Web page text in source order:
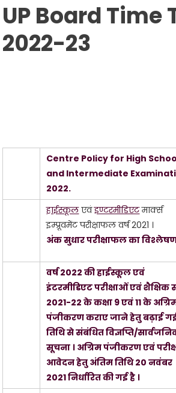
UP Board Time
2022-23
Centre Policy for High
and Intermediate
2022.
हाईस्कूलएवंइण्टरमीडिएटमार्क्स
इम्प्रूवमेंट परीक्षाफल वर्ष 2021 ।
अंक सुधार परीक्षाफल का
वर्ष 2022 की हाईस्कूल एवं
इंटरमीडिएट परीक्षाओं एवं शैक्षिक
2021-22 के कक्षा 9 एवं 11 के
पंजीकरण कराए जाने हेतु बढ़ाई
तिथि से संबंधित विज्ञप्ति/
सूचना । अग्रिम पंजीकरण एवं
आवेदन हेतु अंतिम तिथि 20 नवंबर
2021 निर्धारित की गई है ।